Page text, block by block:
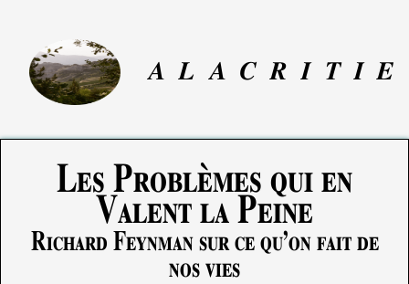
A L A C R I T I E
Les Problèmes qui en
Valent la Peine
Richard Feynman sur ce qu’on fait de
nos vies